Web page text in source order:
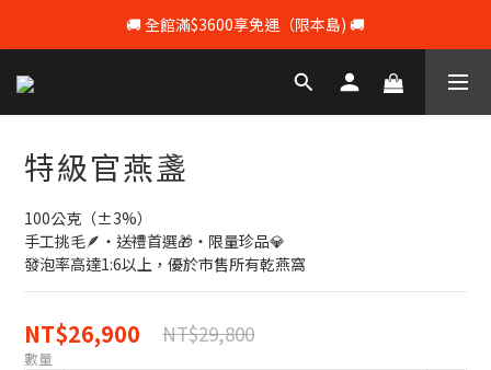
💰 註冊會員即享100元購物 💰
🚚 全館滿$3600享免運（限本島) 🚚
💰 註冊會員即享100元購物 💰
特級官燕盞
100公克（±3%）
手工挑毛🪶・送禮首選🎁・限量珍品💎
發泡率高達1:6以上，優於市售所有乾燕窩
NT$26,900 NT$29,800
數量